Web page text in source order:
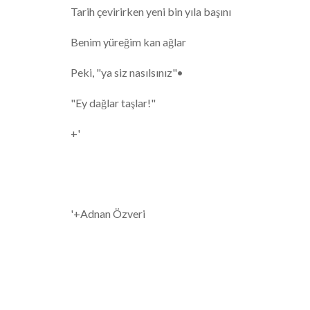
Tarih çevirirken yeni bin yıla başını
Benim yüreğim kan ağlar
Peki, "ya siz nasılsınız"•
"Ey dağlar taşlar!"
+'
'+Adnan Özveri